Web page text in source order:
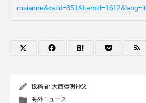
rosianne&catid=851&Itemid=1612&lang=it
投稿者: 大西德明神父
海外ニュース